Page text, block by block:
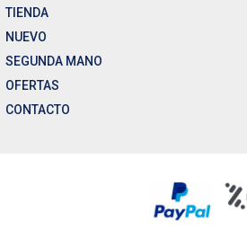
TIENDA
NUEVO
SEGUNDA MANO
OFERTAS
CONTACTO